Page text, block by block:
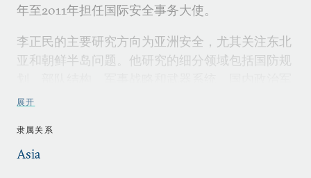
年至2011年担任国际安全事务大使。
李正民的主要研究方向为亚洲安全，尤其关注东北
亚和朝鲜半岛问题。他研究的细分领域包括国防规
事趋势、冲突易发地区的综合评估以及亚洲主要国
防卫议题之外，李正民也通过与IISS的长期合作，
持续关注着欧洲政治和安全的发展。他于1982年获
展开
隶属关系
Asia